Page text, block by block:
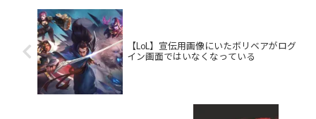
【LoL】宣伝用画像にいたボリベアがログ
イン画面ではいなくなっている